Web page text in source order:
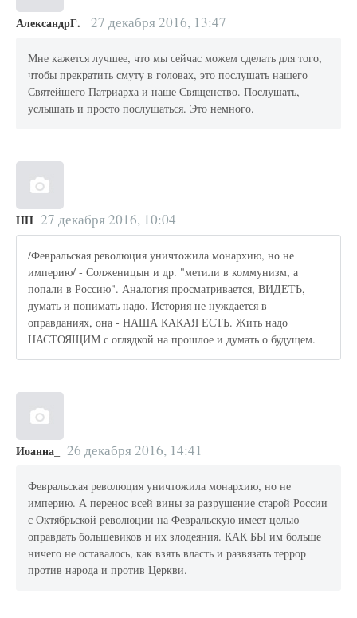
АлександрГ. 27 декабря 2016, 13:47
Мне кажется лучшее, что мы сейчас можем сделать для того,
чтобы прекратить смуту в головах, это послушать нашего
Святейшего Патриарха и наше Священство. Послушать,
услышать и просто послушаться. Это немного.
НН 27 декабря 2016, 10:04
/Февральская революция уничтожила монархию, но не
империю/ - Солженицын и др. "метили в коммунизм, а
попали в Россию". Аналогия просматривается, ВИДЕТЬ,
думать и понимать надо. История не нуждается в
оправданиях, она - НАША КАКАЯ ЕСТЬ. Жить надо
НАСТОЯЩИМ с оглядкой на прошлое и думать о будущем.
Иоанна_ 26 декабря 2016, 14:41
Февральская революция уничтожила монархию, но не
империю. А перенос всей вины за разрушение старой России
с Октябрьской революции на Февральскую имеет целью
оправдать большевиков и их злодеяния. КАК БЫ им больше
ничего не оставалось, как взять власть и развязать террор
против народа и против Церкви.